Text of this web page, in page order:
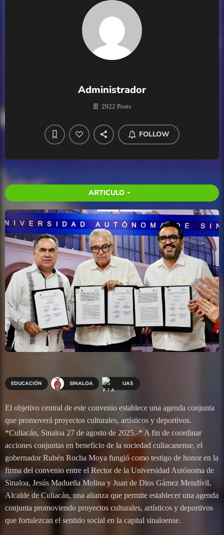
Administrador
2922 Posts
FOLLOW
ARTICULO arrow_drop_down
EDUCACIÓN SINALOA UAS
El objetivo central de este convenio establece una agenda conjunta
que promoverá proyectos culturales, artísticos y deportivos.
*Culiacán, Sinaloa 27 de agosto de 2025.-* A fin de coordinar
acciones conjuntas en beneficio de la sociedad culiacanense, el
gobernador Rubén Rocha Moya fungió como testigo de honor en la
firma del convenio entre el Rector de la Universidad Autónoma de
Sinaloa, Jesús Madueña Molina y Juan de Dios Gámez Mendívil,
Alcalde de Culiacán, una alianza que permite establecer una agenda
conjunta promoviendo proyectos culturales, artísticos y deportivos
que fortalezcan el sentido social en la capital sinaloense.